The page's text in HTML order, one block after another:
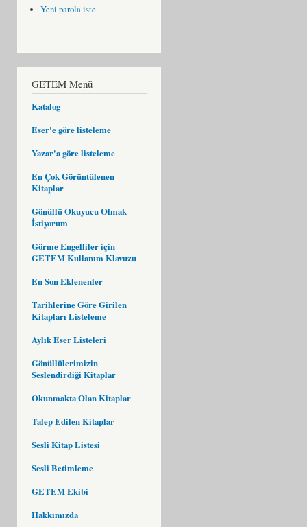
Yeni parola iste
GETEM Menü
Katalog
Eser'e göre listeleme
Yazar'a göre listeleme
En Çok Görüntülenen
Kitaplar
Gönüllü Okuyucu Olmak
İstiyorum
Görme Engelliler için
GETEM Kullanım Klavuzu
En Son Eklenenler
Tarihlerine Göre Girilen
Kitapları Listeleme
Aylık Eser Listeleri
Gönüllülerimizin
Seslendirdiği Kitaplar
Okunmakta Olan Kitaplar
Talep Edilen Kitaplar
Sesli Kitap Listesi
Sesli Betimleme
GETEM Ekibi
Hakkımızda